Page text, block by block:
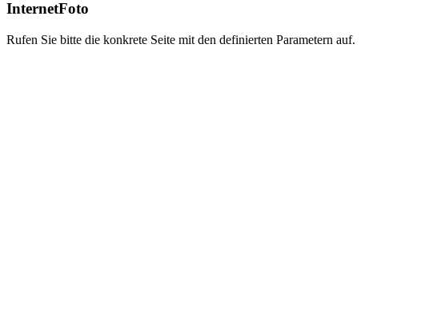
InternetFoto
Rufen Sie bitte die konkrete Seite mit den definierten Parametern auf.